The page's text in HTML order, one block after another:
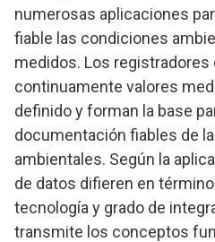
numerosas aplicaciones
fiable las condiciones
medidos. Los registradores
continuamente valores
definido y forman la base
documentación fiables de
ambientales. Según la
de datos difieren en
tecnología y grado de
transmite los conceptos